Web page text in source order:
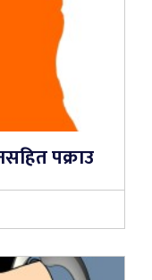
पक्राउ